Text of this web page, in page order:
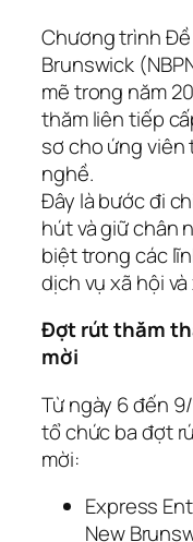
Chương trình
Brunswick
mẽ trong năm
thăm liên tiếp
sơ cho ứng
nghề.
Đây là bước đi
hút và giữ chân
biệt trong các
dịch vụ xã hội
Đợt rút thăm
mời
Từ ngày 6 đến
tổ chức ba đợt
mời:
Express
New